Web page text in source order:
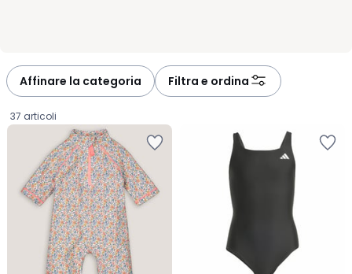
Affinare la categoria Filtra e ordina
37 articoli